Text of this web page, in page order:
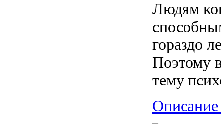
Людям
гораздо
Поэтому
тему
Описание